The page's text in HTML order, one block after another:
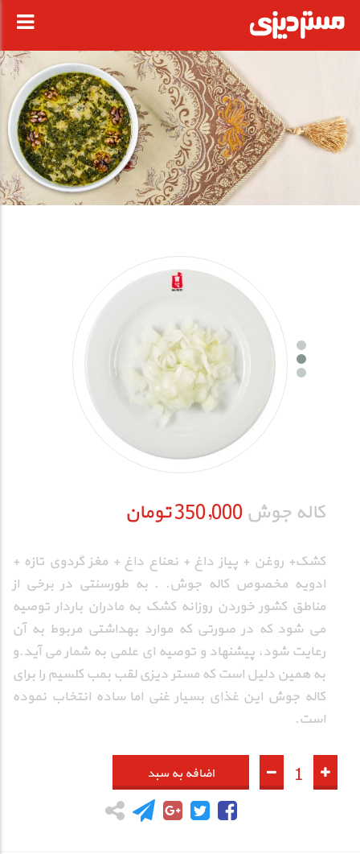
کاله جوش 350,000 تومان
کشک+ روغن + پیاز داغ + نعناع داغ + مغز گردوی تازه +
ادویه مخصوص کاله جوش. . به طورسنتی در برخی از
مناطق کشور خوردن روزانه کشک به مادران باردار توصیه
می‌ شود که در صورتی که موارد بهداشتی مربوط به آن
رعایت شود، پیشنهاد و توصیه‌ ای علمی به شمار می ‌آید.و
به همین دلیل است که مستر دیزی لقب بمب کلسیم را برای
کاله جوش این غذای بسیار غنی اما ساده انتخاب نموده
است.
1 اضافه به سبد